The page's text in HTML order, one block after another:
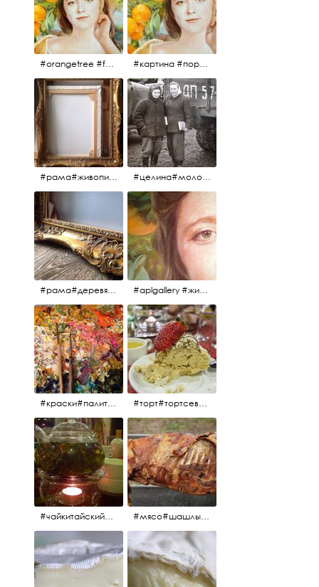
#orangetree #fertility #abundance #portrait #painting #живопись #портрет #картина #девушка #улыбка #aplgallery #картина #портрет #живопись #апельсиновоедерево # девушка #улыбка #изобилие #плодородие #painting #portrait #abundance #fertility #orangetree #aplgallery
#рама#живопись#антиквариат#спб#aplgallery #целина#молодёжьнацелине#комсомолки#50тыегода #50тые#СССР
#рама#деревяннаярама#антиквариат#живопись#aplgallery #aplgallery #живопись #портрет
#краски#палитра#картина#живопись#aplgallery #торт#тортсевер#север#severspb#северметрополь#безе#безесклубникой#тортвоздушный#тортсбезе#cake#meringuecake#meringuecakewithstrawberries @sever_metropol
#чайкитайский#чай#tea#teachinese @chinacook.ru #мясо#шашлык#шашлыкмашлык #пальчикиоближешь